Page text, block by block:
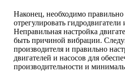
Наконец, необходимо правильно
отрегулировать
Неправильная настройка
быть причиной вибрации.
производителя и правильно
двигателей и насосов для
производительности и